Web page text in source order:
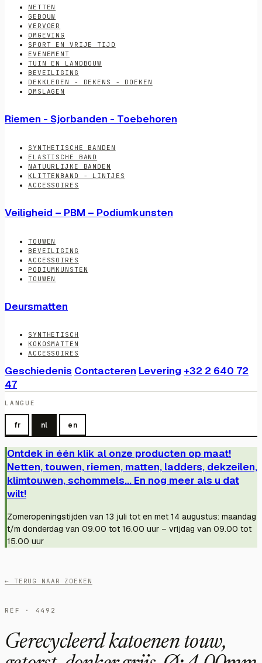
NETTEN
GEBOUW
VERVOER
OMGEVING
SPORT EN VRIJE TIJD
EVENEMENT
TUIN EN LANDBOUW
BEVEILIGING
DEKKLEDEN - DEKENS - DOEKEN
OMSLAGEN
Riemen - Sjorbanden - Toebehoren
SYNTHETISCHE BANDEN
ELASTISCHE BAND
NATUURLIJKE BANDEN
KLITTENBAND - LINTJES
ACCESSOIRES
Veiligheid – PBM – Podiumkunsten
TOUWEN
BEVEILIGING
ACCESSOIRES
PODIUMKUNSTEN
TOUWEN
Deursmatten
SYNTHETISCH
KOKOSMATTEN
ACCESSOIRES
Geschiedenis Contacteren Levering +32 2 640 72
47
LANGUE
fr nl en
Ontdek in één klik al onze producten op maat!
Netten, touwen, riemen, matten, ladders, dekzeilen,
klimtouwen, schommels... En nog meer als u dat
wilt!
Zomeropeningstijden van 13 juli tot en met 14 augustus: maandag
t/m donderdag van 09.00 tot 16.00 uur – vrijdag van 09.00 tot
15.00 uur
← TERUG NAAR ZOEKEN
RÉF · 4492
Gerecycleerd katoenen touw,